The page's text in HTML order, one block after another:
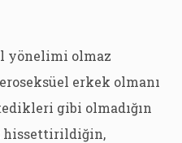
yönelimi olmaz
erkek olmanı
gibi olmadığın
hissettirildiğin,